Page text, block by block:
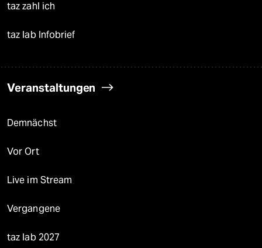
taz zahl ich
taz lab Infobrief
Veranstaltungen
Demnächst
Vor Ort
Live im Stream
Vergangene
taz lab 2027